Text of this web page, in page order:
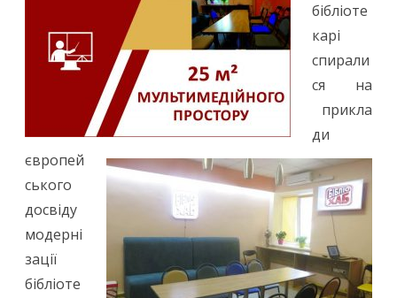
бібліоте
карі
спирали
ся на
прикла
ди
європей
ського
досвіду
модерні
зації
бібліоте